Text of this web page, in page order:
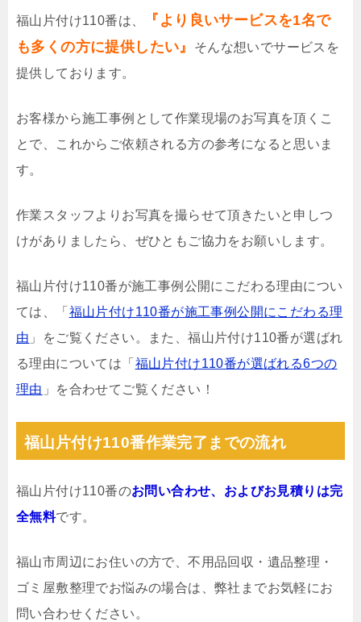
福山片付け110番は、
『より良いサービスを1名で
も多くの方に提供したい』
そんな想いでサービスを
提供しております。
お客様から施工事例として作業現場のお写真を頂くこ
とで、これからご依頼される方の参考になると思いま
す。
作業スタッフよりお写真を撮らせて頂きたいと申しつ
けがありましたら、ぜひともご協力をお願いします。
福山片付け110番が施工事例公開にこだわる理由につい
ては、「 福山片付け110番が施工事例公開にこだわる理
由 」をご覧ください。また、福山片付け110番が選ばれ
る理由については「 福山片付け110番が選ばれる6つの
理由 」を合わせてご覧ください！
福山片付け110番作業完了までの流れ
福山片付け110番のお問い合わせ、およびお見積りは完
全無料です。
福山市周辺にお住いの方で、不用品回収・遺品整理・
ゴミ屋敷整理でお悩みの場合は、弊社までお気軽にお
問い合わせください。